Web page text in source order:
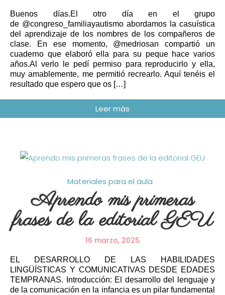
Buenos días.El otro día en el grupo
de @congreso_familiayautismo abordamos la casuística
del aprendizaje de los nombres de los compañeros de
clase. En ese momento, @medriosan compartió un
cuaderno que elaboró ella para su peque hace varios
años.Al verlo le pedí permiso para reproducirlo y ella,
muy amablemente, me permitió recrearlo. Aquí tenéis el
resultado que espero que os […]
Materiales para el aula
Aprendo mis primeras
frases de la editorial GEU
16 marzo, 2025
EL DESARROLLO DE LAS HABILIDADES
LINGÜÍSTICAS Y COMUNICATIVAS DESDE EDADES
TEMPRANAS. Introducción: El desarrollo del lenguaje y
de la comunicación en la infancia es un pilar fundamental